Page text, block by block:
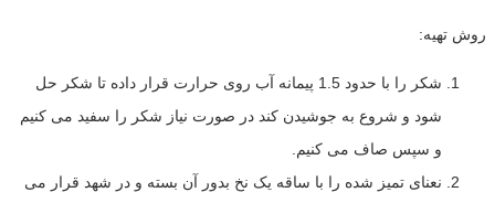
روش تهیه:
شکر را با حدود 1.5 پیمانه آب روی حرارت قرار داده تا شکر حل
شود و شروع به جوشیدن کند در صورت نیاز شکر را سفید می کنیم
و سپس صاف می کنیم.
نعنای تمیز شده را با ساقه یک نخ بدور آن بسته و در شهد قرار می